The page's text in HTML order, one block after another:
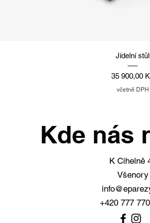
Rychlý
Jídelní stůl
Cena
35 900,00
včetně DPH
Kde nás
K Cihelně
Všenory
+420 777